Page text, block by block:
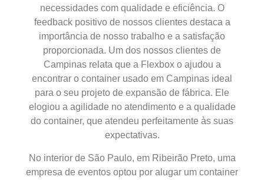
necessidades com qualidade e eficiência. O
feedback positivo de nossos clientes destaca a
importância de nosso trabalho e a satisfação
proporcionada. Um dos nossos clientes de
Campinas relata que a Flexbox o ajudou a
encontrar o container usado em Campinas ideal
para o seu projeto de expansão de fábrica. Ele
elogiou a agilidade no atendimento e a qualidade
do container, que atendeu perfeitamente às suas
expectativas.
No interior de São Paulo, em Ribeirão Preto, uma
empresa de eventos optou por alugar um container